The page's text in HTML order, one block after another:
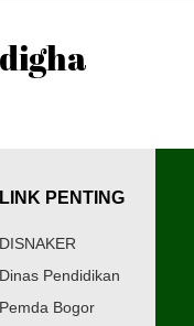
LINK PENTING
DISNAKER
Dinas Pendidikan
Pemda Bogor